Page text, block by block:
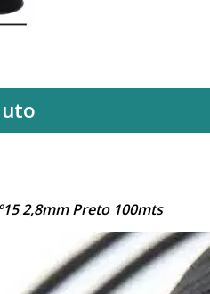
2,8mm Preto 100mts